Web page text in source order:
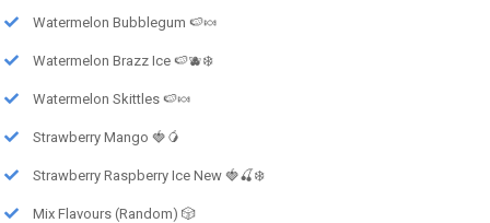
Watermelon Bubblegum 🍉🍬
Watermelon Brazz Ice 🍉🫐❄️
Watermelon Skittles 🍉🍬
Strawberry Mango 🍓🥭
Strawberry Raspberry Ice New 🍓🍒❄️
Mix Flavours (Random) 🎲